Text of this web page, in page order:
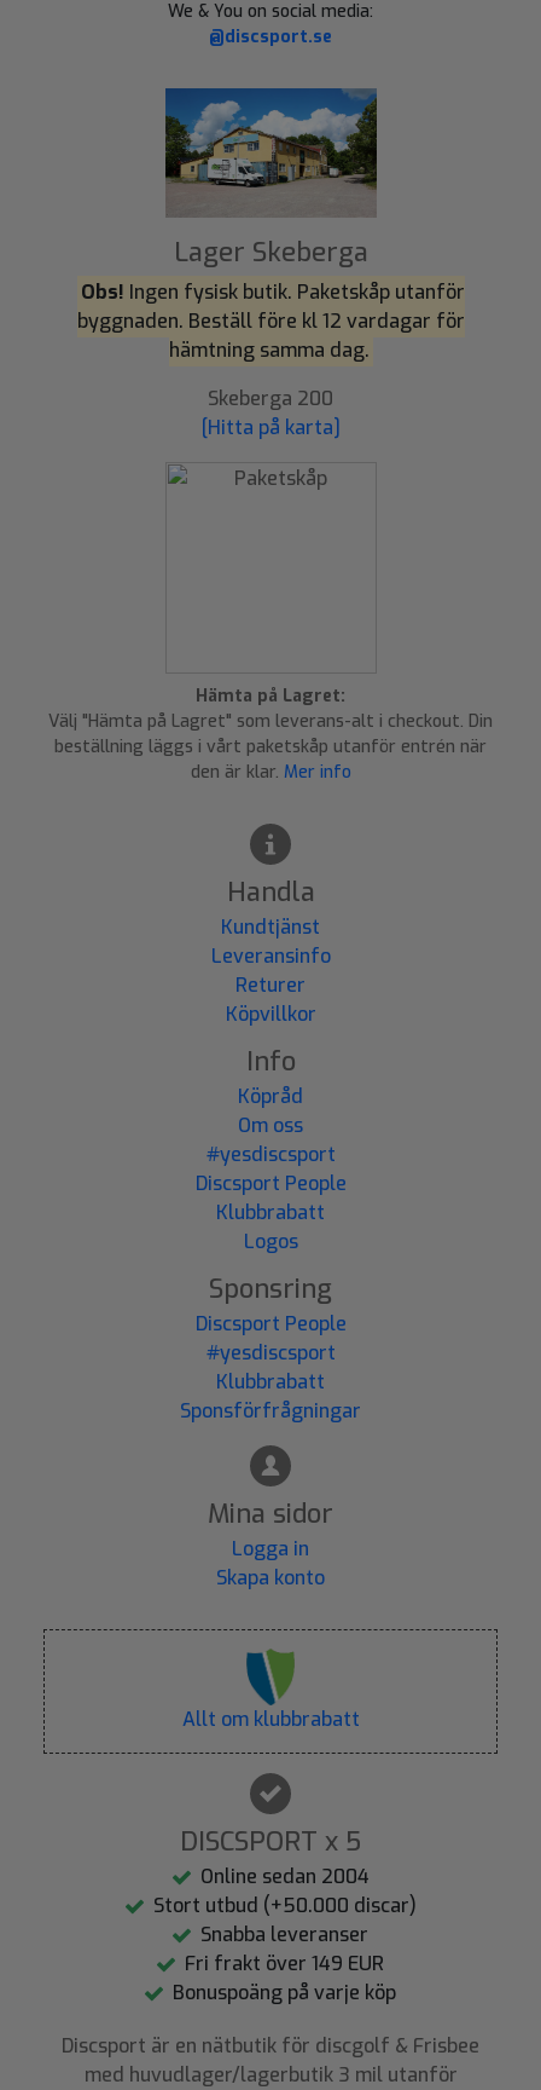
We & You on social media:
@discsport.se
Lager Skeberga
Obs! Ingen fysisk butik. Paketskåp utanför
byggnaden. Beställ före kl 12 vardagar för
hämtning samma dag.
Skeberga 200
[Hitta på karta]
Hämta på Lagret:
Välj "Hämta på Lagret" som leverans-alt i checkout. Din
beställning läggs i vårt paketskåp utanför entrén när
den är klar. Mer info
Handla
Kundtjänst
Leveransinfo
Returer
Köpvillkor
Info
Köpråd
Om oss
#yesdiscsport
Discsport People
Klubbrabatt
Logos
Sponsring
Discsport People
#yesdiscsport
Klubbrabatt
Sponsförfrågningar
Mina sidor
Logga in
Skapa konto
Allt om klubbrabatt
DISCSPORT x 5
Online sedan 2004
Stort utbud (+50.000 discar)
Snabba leveranser
Fri frakt över 149 EUR
Bonuspoäng på varje köp
Discsport är en nätbutik för discgolf & Frisbee
med huvudlager/lagerbutik 3 mil utanför